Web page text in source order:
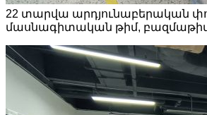
22 տարվա արդյունաբերական
մասնագիտական ​​թիմ,